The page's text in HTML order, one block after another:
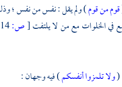
قوم من قوم) ولم يقل : نفس من نفس ؛
في الخلوات مع من لا يلتفت[ص:114 ]
(ولا تلمزوا أنفسكم) فيه وجهان :